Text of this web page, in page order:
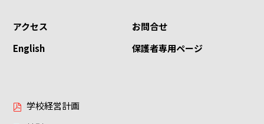
アクセス
お問合せ
English
保護者専用ページ
学校経営計画